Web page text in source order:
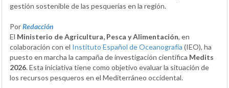
gestión sostenible de las pesquerías en la región.
PorRedacción
El Ministerio de Agricultura, Pesca y Alimentación, en
colaboración con el Instituto Español de Oceanografía (IEO), ha
puesto en marcha la campaña de investigación científica Medits
2026. Esta iniciativa tiene como objetivo evaluar la situación de
los recursos pesqueros en el Mediterráneo occidental.